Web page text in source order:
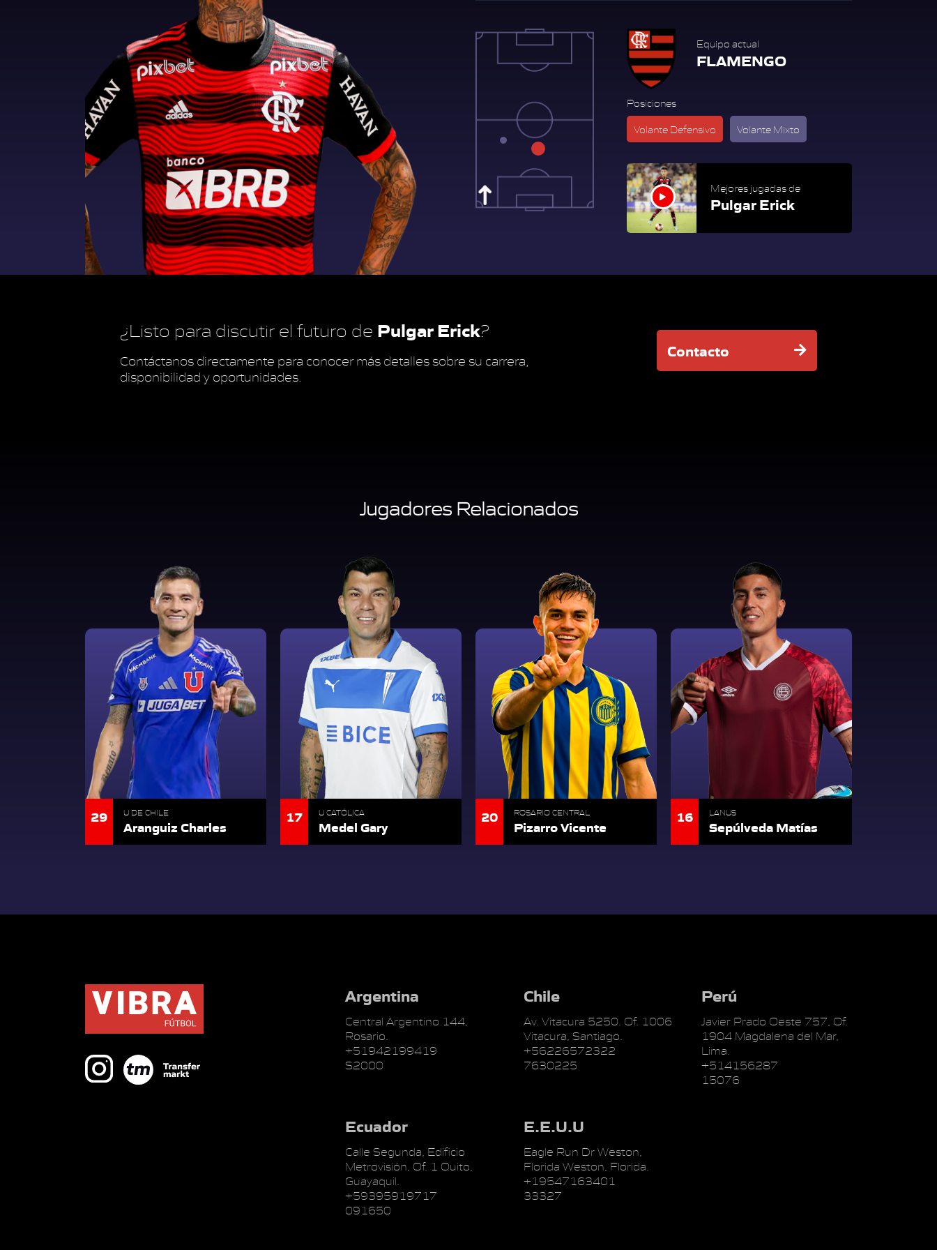
Equipo actual
FLAMENGO
Posiciones
Volante Defensivo Volante Mixto
Mejores jugadas de
Pulgar Erick
¿Listo para discutir el futuro de Pulgar Erick?
Contáctanos directamente para conocer más detalles sobre su carrera,
disponibilidad y oportunidades.
Contacto
Jugadores Relacionados
29 U DE CHILE
Aranguiz Charles
17 U CATÓLICA
Medel Gary
20 ROSARIO CENTRAL
Pizarro Vicente
16 LANUS
Sepúlveda Matías
Argentina
Central Argentino 144,
Rosario.
+51942199419
S2000
Chile
Av. Vitacura 5250. Of. 1006
Vitacura, Santiago.
+56226572322
7630225
Perú
Javier Prado Oeste 757, Of.
1904 Magdalena del Mar,
Lima.
+514156287
15076
Ecuador
Calle Segunda, Edificio
Metrovisión, Of. 1 Quito,
Guayaquil.
+59395919717
091650
E.E.U.U
Eagle Run Dr Weston,
Florida Weston, Florida.
+19547163401
33327